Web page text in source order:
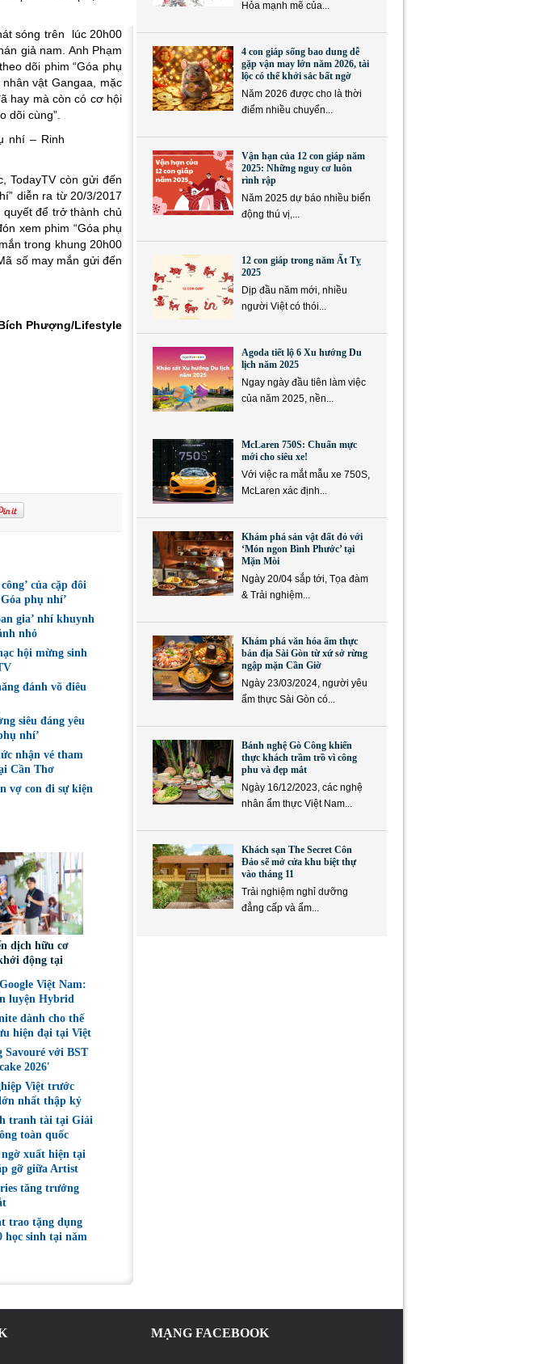
sóng trên lúc 20h00
giả nam. Anh Phạm
dõi phim “Góa phụ
vật Gangaa, mặc
hay mà còn có cơ hội
dõi cùng”.
TodayTV còn gửi đến
diễn ra từ 20/3/2017
để trở thành chủ
xem phim “Góa phụ
trong khung 20h00
số may mắn gửi đến
Phượng/Lifestyle
của cặp đôi
phụ nhí’
gia’ nhí khuynh
nhỏ
hội mừng sinh
đánh võ điêu
siêu đáng yêu
nhí’
nhận vé tham
Cần Thơ
vợ con đi sự kiện
dịch hữu cơ
động tại
tiêu dùng lựa
sáng suốt
Việt Nam:
luyện Hybrid
dành cho thế
hiện đại tại Việt
với BST
2026′
Việt trước
nhất thập kỷ
tranh tài tại Giải
toàn quốc
xuất hiện tại
gỡ giữa Artist
tăng trưởng
trao tặng dụng
học sinh tại năm
Hỏa mạnh mẽ của...
4 con giáp sống bao dung dễ
gặp vận may lớn năm 2026, tài
lộc có thể khởi sắc bất ngờ
Năm 2026 được cho là thời
điểm nhiều chuyển...
Vận hạn của 12 con giáp năm
2025: Những nguy cơ luôn
rình rập
Năm 2025 dự báo nhiều biến
động thú vị,...
12 con giáp trong năm Ất Tỵ
2025
Dịp đầu năm mới, nhiều
người Việt có thói...
Agoda tiết lộ 6 Xu hướng Du
lịch năm 2025
Ngay ngày đầu tiên làm việc
của năm 2025, nền...
McLaren 750S: Chuẩn mực
mới cho siêu xe!
Với việc ra mắt mẫu xe 750S,
McLaren xác định...
Khám phá sản vật đất đỏ với
‘Món ngon Bình Phước’ tại
Mặn Mòi
Ngày 20/04 sắp tới, Tọa đàm
& Trải nghiệm...
Khám phá văn hóa ẩm thực
bản địa Sài Gòn từ xứ sở rừng
ngập mặn Cần Giờ
Ngày 23/03/2024, người yêu
ẩm thực Sài Gòn có...
Bánh nghệ Gò Công khiến
thực khách trầm trồ vì công
phu và đẹp mắt
Ngày 16/12/2023, các nghệ
nhân ẩm thực Việt Nam...
Khách sạn The Secret Côn
Đảo sẽ mở cửa khu biệt thự
vào tháng 11
Trải nghiệm nghỉ dưỡng
đẳng cấp và ẩm...
MẠNG FACEBOOK